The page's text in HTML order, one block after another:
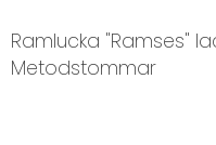
​​Ramlucka "Ramses"
Metodstommar